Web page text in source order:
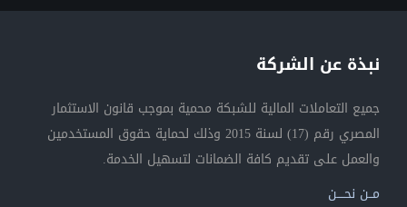
نبذة عن الشركة
جميع التعاملات المالية للشبكة محمية بموجب قانون الاستثمار
المصري رقم (17) لسنة 2015 وذلك لحماية حقوق المستخدمين
والعمل على تقديم كافة الضمانات لتسهيل الخدمة.
مــن نحــــن